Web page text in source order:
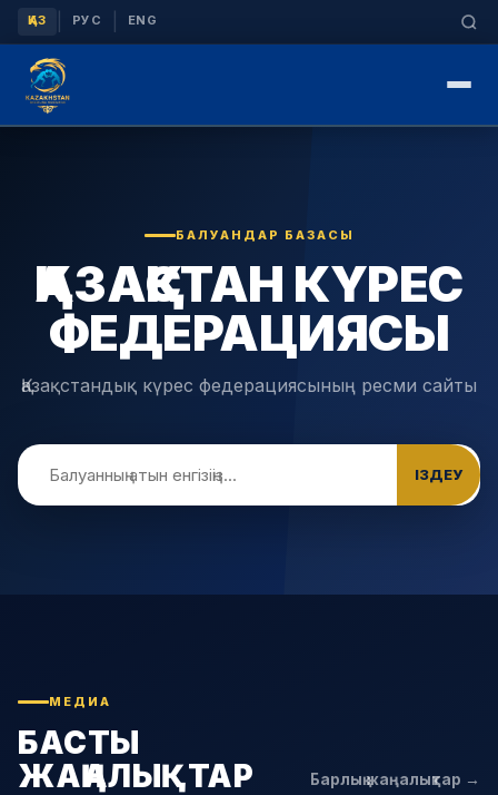
ҚАЗ РУС ENG
БАЛУАНДАР БАЗАСЫ
ҚАЗАҚСТАН КҮРЕС
ФЕДЕРАЦИЯСЫ
Қазақстандық күрес федерациясының ресми сайты
ІЗДЕУ
МЕДИА
БАСТЫ
ЖАҢАЛЫҚТАР
Барлық жаңалықтар →